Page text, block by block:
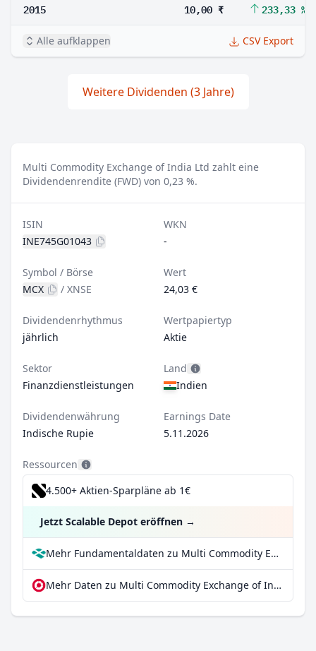
2015 10,00 ₹ 233,33 %
Alle aufklappen CSV Export
Weitere Dividenden (3 Jahre)
Multi Commodity Exchange of India Ltd zahlt eine
Dividendenrendite (FWD) von 0,23 %.
ISIN
INE745G01043
WKN
-
Symbol / Börse
MCX
/ XNSE
Wert
24,03 €
Dividendenrhythmus
jährlich
Wertpapiertyp
Aktie
Sektor
Finanzdienstleistungen
Land
Indien
Dividendenwährung
Indische Rupie
Earnings Date
5.11.2026
Ressourcen
4.500+ Aktien-Sparpläne ab 1€
Jetzt Scalable Depot eröffnen →
Mehr Fundamentaldaten zu Multi Commodity Exchange of India Ltd bei Parqet
Mehr Daten zu Multi Commodity Exchange of India Ltd bei extraETF